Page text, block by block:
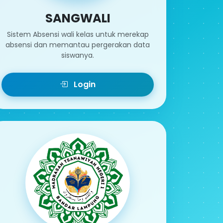
SANGWALI
Sistem Absensi wali kelas untuk merekap
absensi dan memantau pergerakan data
siswanya.
Login